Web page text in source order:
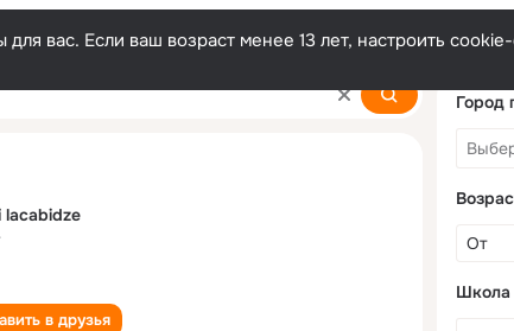
вас. Если ваш возраст менее 13 лет, настроить
lacabidze
в друзья
Город
Школа